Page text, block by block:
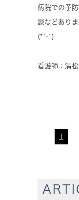
病院での予
談などあり
(*´-`)
看護師：清松
1